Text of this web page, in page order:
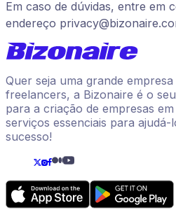
Em caso de dúvidas, entre em
endereço
Quer seja uma grande
freelancers, a Bizonaire é o
para a criação de empresas
serviços essenciais para
sucesso!